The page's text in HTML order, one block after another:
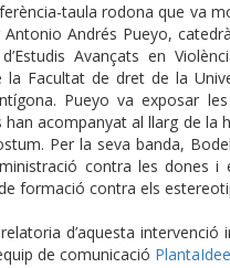
taula rodona que va
Andrés Pueyo,
Avançats en
Facultat de dret de la
Pueyo va exposar
acompanyat al llarg de la
Per la seva banda,
contra les dones i
formació contra els
d’aquesta intervenció
de comunicació